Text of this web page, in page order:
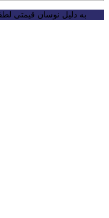
به دلیل نوسان قیمتی